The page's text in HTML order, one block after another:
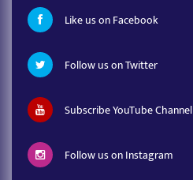
Like us on Facebook
Follow us on Twitter
Subscribe YouTube Channel
Follow us on Instagram